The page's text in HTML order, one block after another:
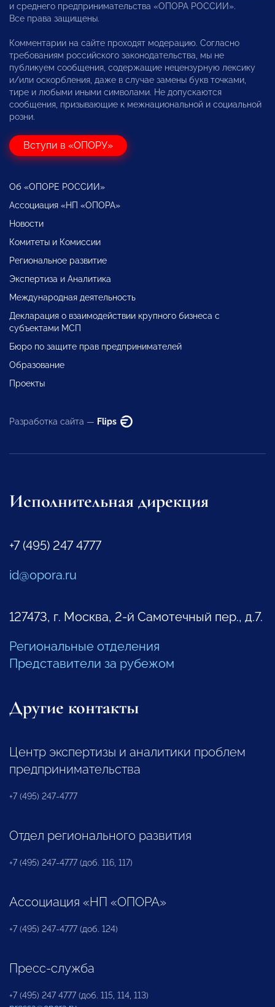
и среднего предпринимательства «ОПОРА РОССИИ».
Все права защищены.
Комментарии на сайте проходят модерацию. Согласно
требованиям российского законодательства, мы не
публикуем сообщения, содержащие нецензурную лексику
и/или оскорбления, даже в случае замены букв точками,
тире и любыми иными символами. Не допускаются
сообщения, призывающие к межнациональной и социальной
розни.
Вступи в «ОПОРУ»
Об «ОПОРЕ РОССИИ»
Ассоциация «НП «ОПОРА»
Новости
Комитеты и Комиссии
Региональное развитие
Экспертиза и Аналитика
Международная деятельность
Декларация о взаимодействии крупного бизнеса с
субъектами МСП
Бюро по защите прав предпринимателей
Образование
Проекты
Разработка сайта — Flips
Исполнительная дирекция
+7 (495) 247 4777
id@opora.ru
127473, г. Москва, 2-й Самотечный пер., д.7.
Региональные отделения
Представители за рубежом
Другие контакты
Центр экспертизы и аналитики проблем
предпринимательства
+7 (495) 247-4777
Отдел регионального развития
+7 (495) 247-4777 (доб. 116, 117)
Ассоциация «НП «ОПОРА»
+7 (495) 247-4777 (доб. 124)
Пресс-служба
+7 (495) 247 4777 (доб. 115, 114, 113)